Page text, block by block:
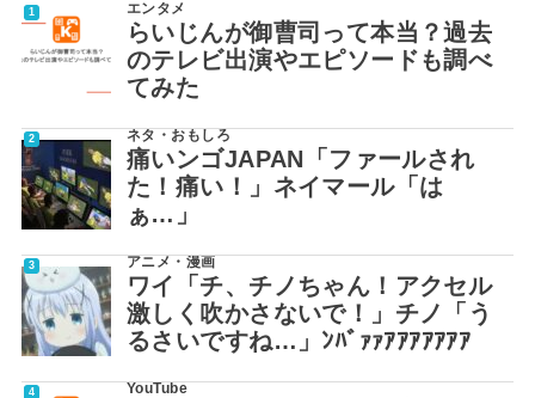
エンタメ
らいじんが御曹司って本当？過去
のテレビ出演やエピソードも調べ
てみた
ネタ・おもしろ
痛いンゴJAPAN「ファールされ
た！痛い！」ネイマール「は
ぁ…」
アニメ・漫画
ワイ「チ、チノちゃん！アクセル
激しく吹かさないで！」チノ「う
るさいですね…」ﾝﾊﾞｧｧｱｱｱｱｱｱｱ
YouTube